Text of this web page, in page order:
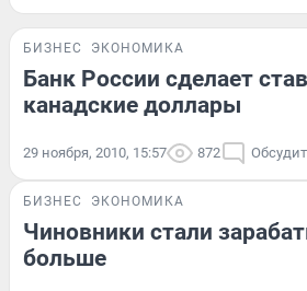
БИЗНЕС ЭКОНОМИКА
Банк России сделает
канадские доллары
29 ноября, 2010, 15:57 872
БИЗНЕС ЭКОНОМИКА
Чиновники стали
больше